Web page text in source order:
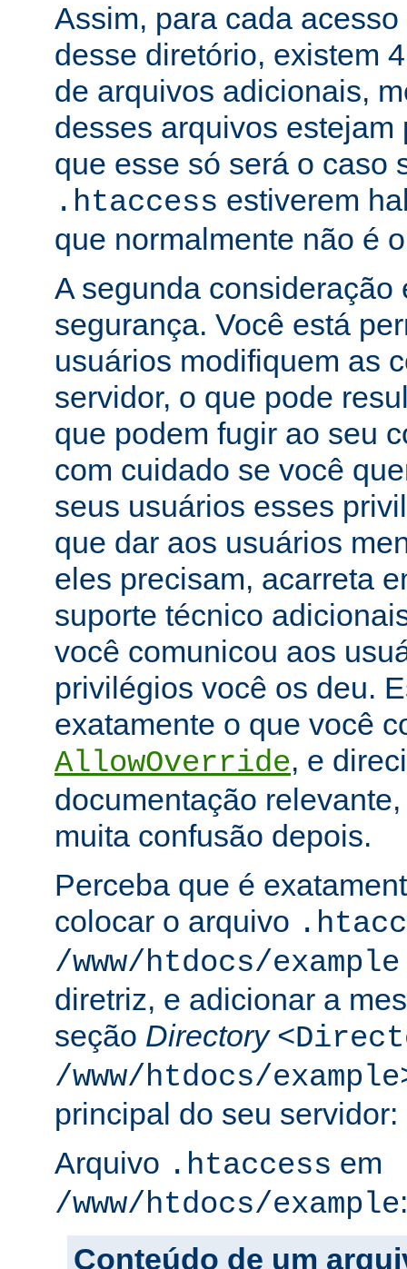
Assim, para cada
desse diretório, existem
de arquivos adicionais,
desses arquivos estejam
que esse só será o caso
.htaccess estiverem
que normalmente não é
A segunda consideração
segurança. Você está
usuários modifiquem as
servidor, o que pode
que podem fugir ao seu
com cuidado se você
seus usuários esses
que dar aos usuários
eles precisam, acarreta
suporte técnico
você comunicou aos
privilégios você os deu.
exatamente o que você
AllowOverride, e
documentação
muita confusão depois.
Perceba que é
colocar o arquivo
/www/htdocs/example
diretriz, e adicionar a
seção Directory
/www/htdocs/
principal do seu servidor:
Arquivo .htaccess em
/www/htdocs/example:
Conteúdo de um